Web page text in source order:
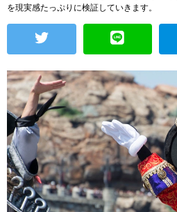
を現実感たっぷりに検証していきます。